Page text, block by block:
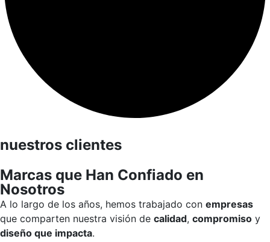
nuestros clientes
Marcas que Han Confiado en
Nosotros
A lo largo de los años, hemos trabajado con empresas
que comparten nuestra visión de calidad, compromiso y
diseño que impacta.